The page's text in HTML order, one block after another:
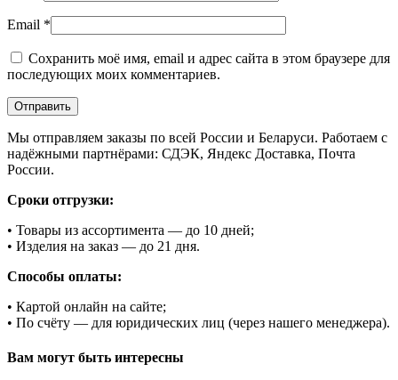
Email *
Сохранить моё имя, email и адрес сайта в этом браузере для
последующих моих комментариев.
Мы отправляем заказы по всей России и Беларуси. Работаем с
надёжными партнёрами: СДЭК, Яндекс Доставка, Почта
России.
Сроки отгрузки:
• Товары из ассортимента — до 10 дней;
• Изделия на заказ — до 21 дня.
Способы оплаты:
• Картой онлайн на сайте;
• По счёту — для юридических лиц (через нашего менеджера).
Вам могут быть интересны